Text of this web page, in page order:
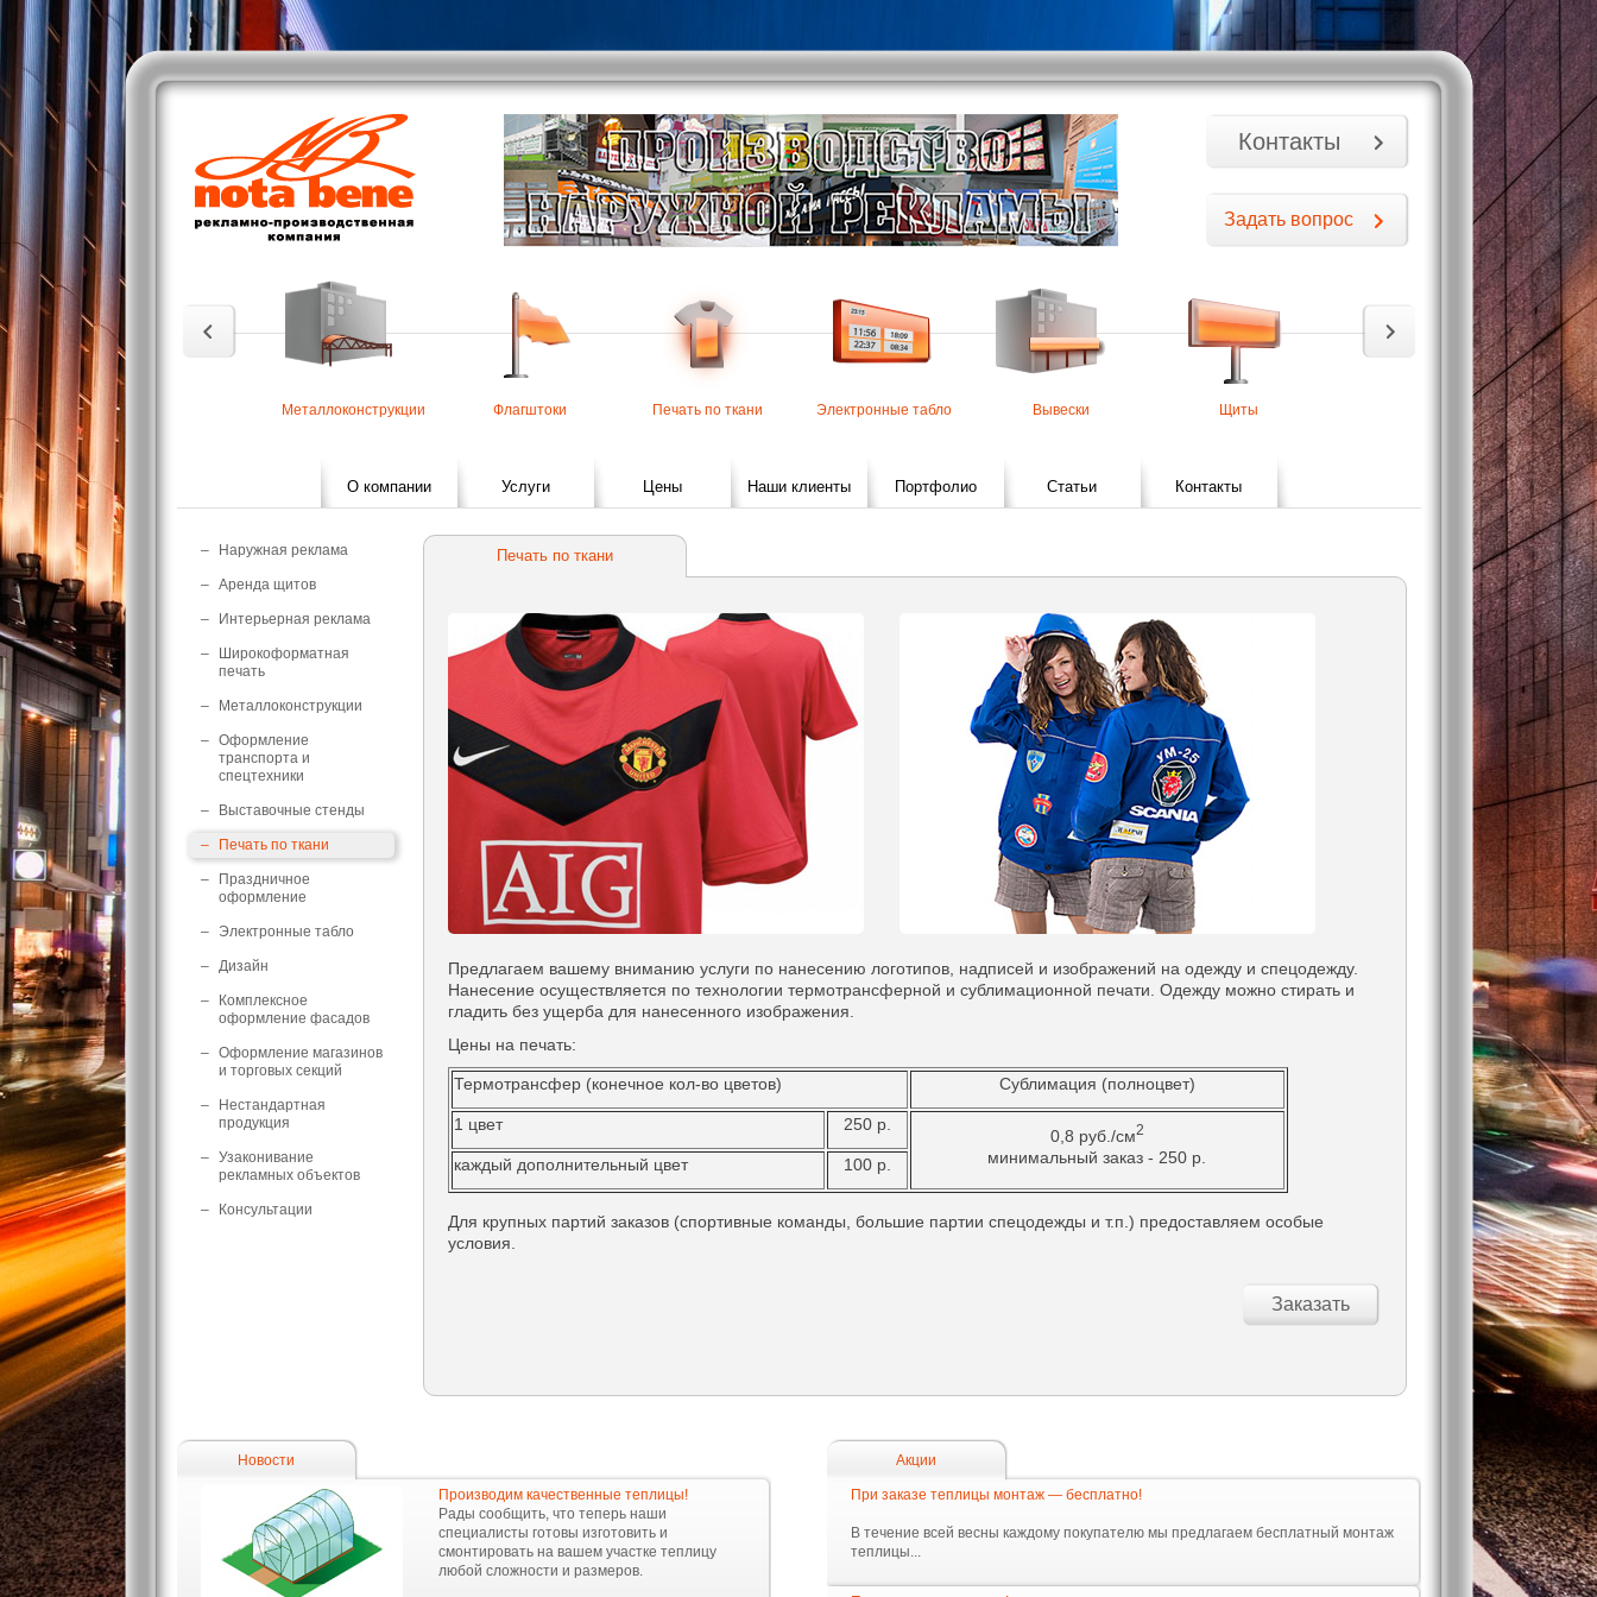
Контакты
Задать вопрос
Металлоконструкции Флагштоки Печать по ткани Электронные табло Вывески Щиты Стенды информации
О компании Услуги Цены Наши клиенты Портфолио Статьи Контакты
– Наружная реклама
– Аренда щитов
– Интерьерная реклама
–
Широкоформатная
печать
– Металлоконструкции
–
Оформление
транспорта и
спецтехники
– Выставочные стенды
– Печать по ткани
–
Праздничное
оформление
– Электронные табло
– Дизайн
–
Комплексное
оформление фасадов
–
Оформление магазинов
и торговых секций
–
Нестандартная
продукция
–
Узаконивание
рекламных объектов
– Консультации
Печать по ткани
Предлагаем вашему вниманию услуги по нанесению логотипов, надписей и изображений на одежду и спецодежду.
Нанесение осуществляется по технологии термотрансферной и сублимационной печати. Одежду можно стирать и
гладить без ущерба для нанесенного изображения.
Цены на печать:
Термотрансфер (конечное кол-во цветов) Сублимация (полноцвет)
1 цвет 250 р.
0,8 руб./см2
минимальный заказ - 250 р.
каждый дополнительный цвет 100 р.
Для крупных партий заказов (спортивные команды, большие партии спецодежды и т.п.) предоставляем особые
условия.
Заказать
Новости
Производим качественные теплицы!
Рады сообщить, что теперь наши
специалисты готовы изготовить и
смонтировать на вашем участке теплицу
любой сложности и размеров.
Акции
При заказе теплицы монтаж — бесплатно!
В течение всей весны каждому покупателю мы предлагаем бесплатный монтаж
теплицы...